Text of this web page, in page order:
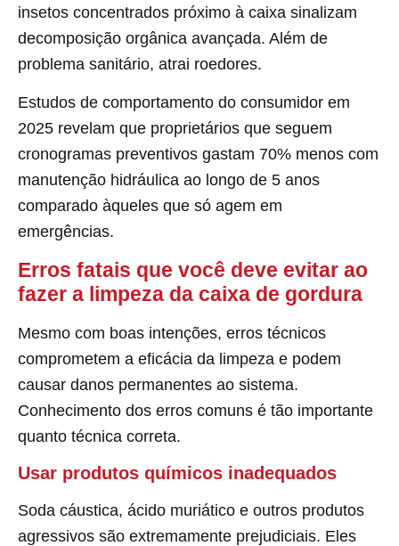
insetos concentrados próximo à caixa sinalizam
decomposição orgânica avançada. Além de
problema sanitário, atrai roedores.
Estudos de comportamento do consumidor em
2025 revelam que proprietários que seguem
cronogramas preventivos gastam 70% menos com
manutenção hidráulica ao longo de 5 anos
comparado àqueles que só agem em
emergências.
Erros fatais que você deve evitar ao
fazer a limpeza da caixa de gordura
Mesmo com boas intenções, erros técnicos
comprometem a eficácia da limpeza e podem
causar danos permanentes ao sistema.
Conhecimento dos erros comuns é tão importante
quanto técnica correta.
Usar produtos químicos inadequados
Soda cáustica, ácido muriático e outros produtos
agressivos são extremamente prejudiciais. Eles